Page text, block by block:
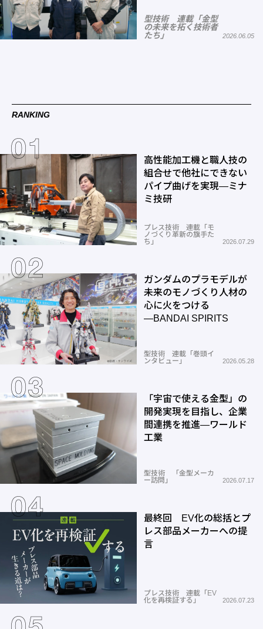
型技術 連載「金型
の未来を拓く技術者
たち」
2026.06.05
RANKING
高性能加工機と職人技の
組合せで他社にできない
パイプ曲げを実現―ミナ
ミ技研
プレス技術 連載「モ
ノづくり革新の旗手た
ち」
2026.07.29
ガンダムのプラモデルが
未来のモノづくり人材の
心に火をつける
―BANDAI SPIRITS
型技術 連載「巻頭イ
ンタビュー」
2026.05.28
「宇宙で使える金型」の
開発実現を目指し、企業
間連携を推進―ワールド
工業
型技術 「金型メーカ
ー訪問」
2026.07.17
最終回 EV化の総括とプ
レス部品メーカーへの提
言
プレス技術 連載「EV
化を再検証する」
2026.07.23